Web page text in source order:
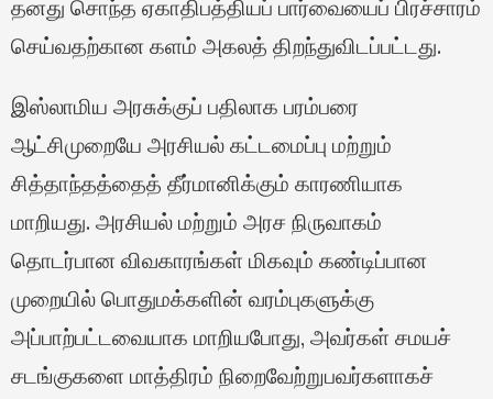
தனது சொந்த ஏகாதிபத்தியப் பார்வையைப் பிரச்சாரம்
செய்வதற்கான களம் அகலத் திறந்துவிடப்பட்டது.
இஸ்லாமிய அரசுக்குப் பதிலாக பரம்பரை
ஆட்சிமுறையே அரசியல் கட்டமைப்பு மற்றும்
சித்தாந்தத்தைத் தீர்மானிக்கும் காரணியாக
மாறியது. அரசியல் மற்றும் அரச நிருவாகம்
தொடர்பான விவகாரங்கள் மிகவும் கண்டிப்பான
முறையில் பொதுமக்களின் வரம்புகளுக்கு
அப்பாற்பட்டவையாக மாறியபோது, அவர்கள் சமயச்
சடங்குகளை மாத்திரம் நிறைவேற்றுபவர்களாகச்